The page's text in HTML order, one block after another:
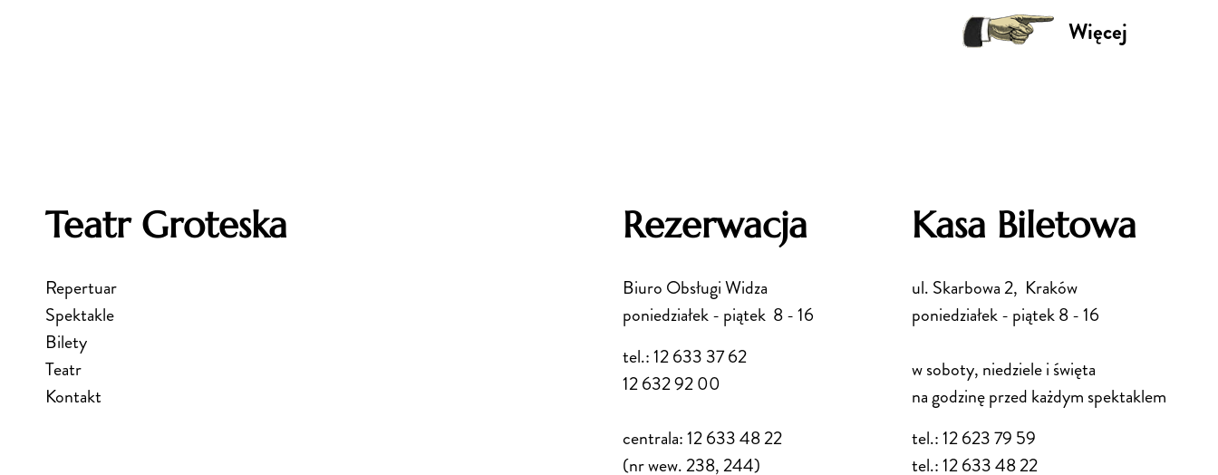
Więcej
Teatr Groteska
Repertuar
Spektakle
Bilety
Teatr
Kontakt
Rezerwacja
Biuro Obsługi Widza
poniedziałek - piątek 8 - 16
tel.: 12 633 37 62
12 632 92 00
centrala: 12 633 48 22
(nr wew. 238, 244)
Kasa Biletowa
ul. Skarbowa 2, Kraków
poniedziałek - piątek 8 - 16
w soboty, niedziele i święta
na godzinę przed każdym spektaklem
tel.: 12 623 79 59
tel.: 12 633 48 22